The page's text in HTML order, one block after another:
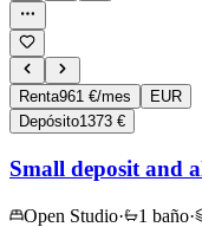
Renta961 €/mes
EUR
Depósito1373 €
Small deposit and
Open Studio· 1 baño·